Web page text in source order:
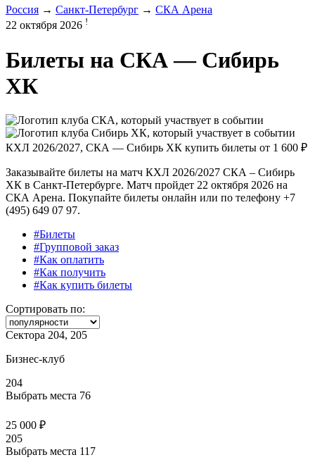
Россия → Санкт-Петербург → СКА Арена
22 октября 2026 !
Билеты на СКА — Сибирь
ХК
КХЛ 2026/2027, СКА — Сибирь ХК купить билеты от 1 600 ₽
Заказывайте билеты на матч КХЛ 2026/2027 СКА – Сибирь
ХК в Санкт-Петербурге. Матч пройдет 22 октября 2026 на
СКА Арена. Покупайте билеты онлайн или по телефону +7
(495) 649 07 97.
#Билеты
#Групповой заказ
#Как оплатить
#Как получить
#Как купить билеты
Сортировать по:
Сектора 204, 205
Бизнес-клуб
204
Выбрать места 76
25 000 ₽
205
Выбрать места 117